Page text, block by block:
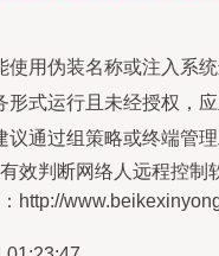
使用伪装名称或注入系
形式运行且未经授权，
议通过组策略或终端管
效判断网络人远程控制
http://